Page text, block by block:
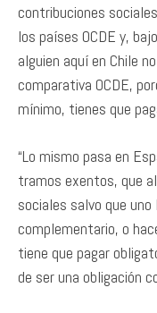
contribuciones
los países OCDE y,
alguien aquí en Chile
comparativa OCDE,
mínimo, tienes que
“Lo mismo pasa en
tramos exentos, que
sociales salvo que
complementario, o
tiene que pagar
de ser una obligación